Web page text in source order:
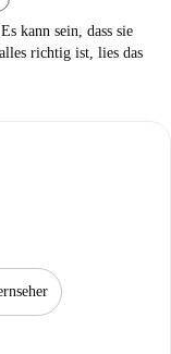
kann sein, dass sie
richtig ist, lies das